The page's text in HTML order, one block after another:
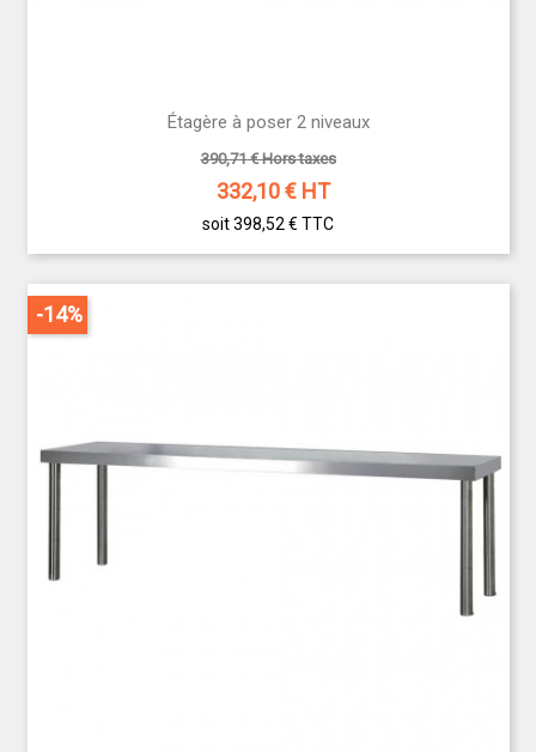
Étagère à poser 2 niveaux
390,71 € Hors taxes
332,10€ HT
soit 398,52 € TTC
-14%